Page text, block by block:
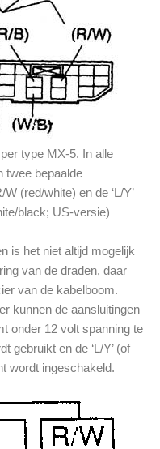
type MX-5. In alle
twee bepaalde
(red/white) en de ‘L/Y’
black; US-versie)
is het niet altijd mogelijk
van de draden, daar
van de kabelboom.
kunnen de aansluitingen
onder 12 volt spanning te
gebruikt en de ‘L/Y’ (of
wordt ingeschakeld.